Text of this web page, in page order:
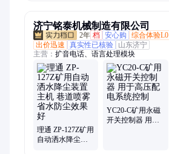
济宁铭泰机械制造有限公司
2年 档 安心购 综合体验L0
出价迅速
真实性已核验
山东济宁
主营： 扩音电话、语言处理模块
理通 ZP-127Z矿用
自动洒水降尘装
YC20-C矿用永磁
开关控制器 用于